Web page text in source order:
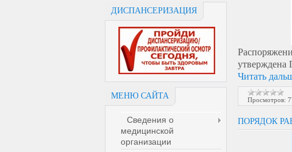
ДИСПАНСЕРИЗАЦИЯ
МЕНЮ САЙТА
Сведения о
медицинской
организации
утверждена
Читать
Просмотров:
ПОРЯДОК